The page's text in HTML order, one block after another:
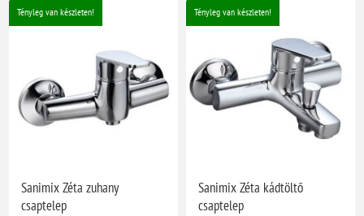
Tényleg van készleten!
Sanimix Zéta zuhany
csaptelep
Tényleg van készleten!
Sanimix Zéta kádtöltő
csaptelep